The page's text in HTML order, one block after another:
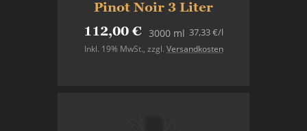
Pinot Noir 3 Liter
112,00 € 3000 ml
Inkl. 19% MwSt., zzgl. Versandkosten
37,33 €/l